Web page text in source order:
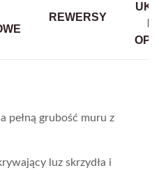
REWERSY
pełną grubość muru z
luz skrzydła i